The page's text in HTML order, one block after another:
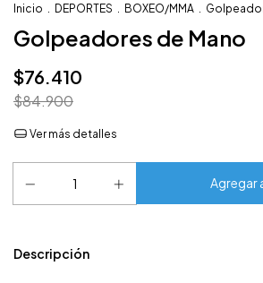
Inicio DEPORTES BOXEO/MMA
Golpeadores de Mano
$76.410
$84.900
Ver más detalles
Descripción